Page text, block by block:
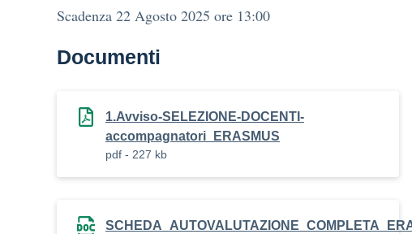
Scadenza 22 Agosto 2025 ore 13:00
Documenti
1.Avviso-SELEZIONE-DOCENTI-
accompagnatori_ERASMUS
pdf - 227 kb